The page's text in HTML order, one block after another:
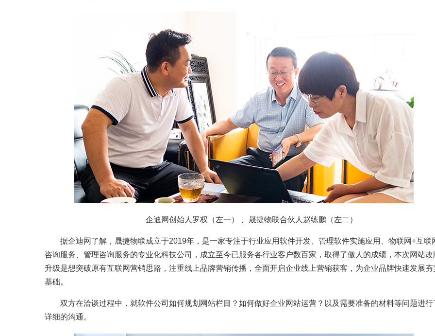
企迪网创始人罗权（左一） 、晟捷物联合伙人赵练鹏（左二）
据企迪网了解，晟捷物联成立于2019年，是一家专注于行业应用软件开发、管理软件实施应用、物联网+互联
咨询服务、管理咨询服务的专业化科技公司，成立至今已服务各行业客户数百家，取得了傲人的成绩，本次网站改
升级是想突破原有互联网营销思路，注重线上品牌营销传播，全面开启企业线上营销获客，为企业品牌快速发展夯
基础。
双方在洽谈过程中，就软件公司如何规划网站栏目？如何做好企业网站运营？以及需要准备的材料等问题进行
详细的沟通。